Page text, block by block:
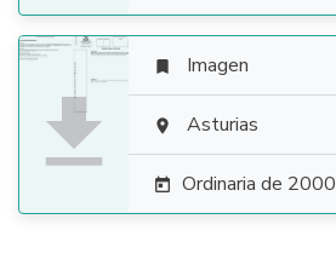

 Imagen
 Asturias
 Ordinaria de 2000